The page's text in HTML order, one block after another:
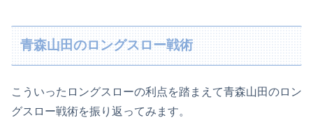
青森山田のロングスロー戦術
こういったロングスローの利点を踏まえて青森山田のロン
グスロー戦術を振り返ってみます。